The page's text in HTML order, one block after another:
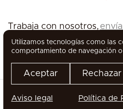
Trabaja con nosotros,
WhatsApp
Utilizamos tecnologías como las
comportamiento de navegación
Aceptar Rechazar
Aviso legal Política de